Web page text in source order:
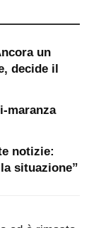
un
decide il
maranza
notizie:
situazione”